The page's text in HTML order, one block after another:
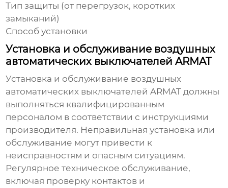
Тип защиты (от перегрузок, коротких
замыканий)
Способ установки
Установка и обслуживание воздушных
автоматических выключателей ARMAT
Установка и обслуживание воздушных
автоматических выключателей ARMAT должны
выполняться квалифицированным
персоналом в соответствии с инструкциями
производителя. Неправильная установка или
обслуживание могут привести к
неисправностям и опасным ситуациям.
Регулярное техническое обслуживание,
включая проверку контактов и